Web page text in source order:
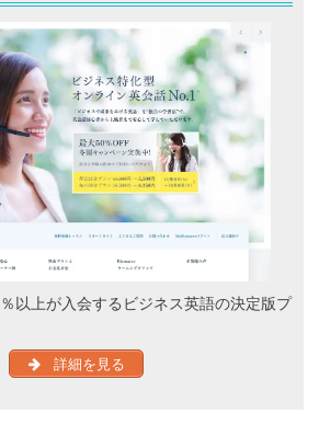
以上が入会するビジネス英語の決定版プ
詳細を見る